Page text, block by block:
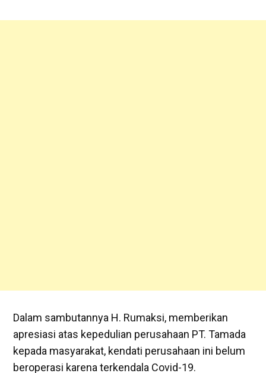
Dalam sambutannya H. Rumaksi, memberikan
apresiasi atas kepedulian perusahaan PT. Tamada
kepada masyarakat, kendati perusahaan ini belum
beroperasi karena terkendala Covid-19.